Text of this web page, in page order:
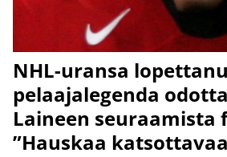
NHL-uransa
pelaajalegenda
Laineen seuraamista
”Hauskaa